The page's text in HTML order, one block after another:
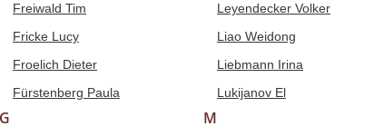
Freiwald Tim
Fricke Lucy
Froelich Dieter
Fürstenberg Paula
G
Leyendecker Volker
Liao Weidong
Liebmann Irina
Lukijanov El
M